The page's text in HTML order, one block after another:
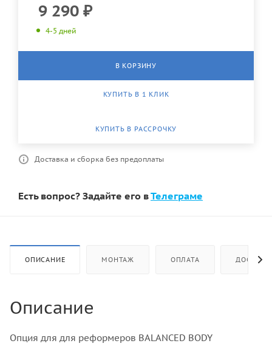
9 290 ₽
4-5 дней
В КОРЗИНУ
КУПИТЬ В 1 КЛИК
КУПИТЬ В РАССРОЧКУ
Доставка и сборка без предоплаты
Есть вопрос? Задайте его вТелеграме
ОПИСАНИЕ МОНТАЖ ОПЛАТА
Описание
Опция для для реформеров BALANCED BODY